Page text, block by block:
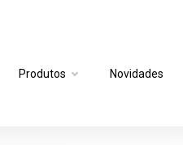
Produtos Novidades